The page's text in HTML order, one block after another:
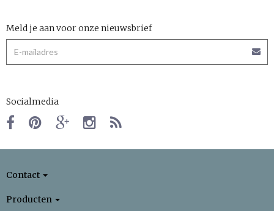
Meld je aan voor onze nieuwsbrief
Socialmedia
Contact
Producten